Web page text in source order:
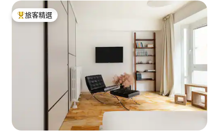
旅客精選榜首
旅客精選